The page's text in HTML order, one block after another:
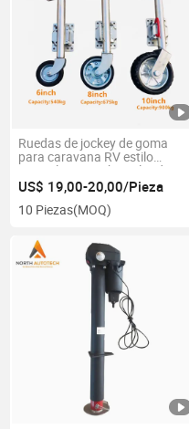
Ruedas de jockey de goma
para caravana RV estilo
australiano 675kg pulgadas 8
US$ 19,00-20,00/Pieza
10 Piezas(MOQ)